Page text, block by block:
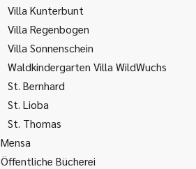
Villa Kunterbunt
Villa Regenbogen
Villa Sonnenschein
Waldkindergarten Villa WildWuchs
St. Bernhard
St. Lioba
St. Thomas
Mensa
Öffentliche Bücherei